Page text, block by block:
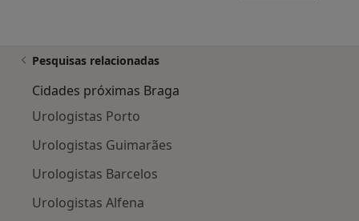
Pesquisas relacionadas
Cidades próximas Braga
Urologistas Porto
Urologistas Guimarães
Urologistas Barcelos
Urologistas Alfena